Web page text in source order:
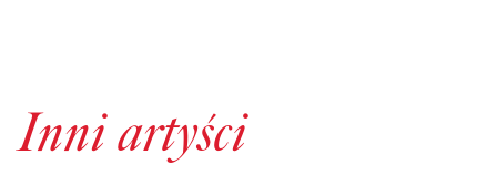
Inni artyści